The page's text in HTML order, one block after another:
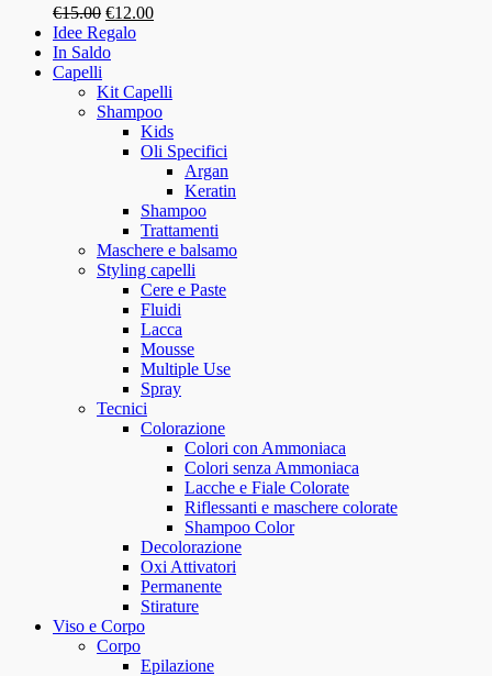
€15.00 Il
prezzo
originale
€15.00.
€12.00Il
€12.00.
Idee Regalo
In Saldo
Capelli
Kit Capelli
Shampoo
Kids
Oli Specifici
Argan
Keratin
Shampoo
Trattamenti
Maschere e balsamo
Styling capelli
Cere e Paste
Fluidi
Lacca
Mousse
Multiple Use
Spray
Tecnici
Colorazione
Colori con Ammoniaca
Colori senza Ammoniaca
Lacche e Fiale Colorate
Riflessanti e maschere colorate
Shampoo Color
Decolorazione
Oxi Attivatori
Permanente
Stirature
Viso e Corpo
Corpo
Epilazione